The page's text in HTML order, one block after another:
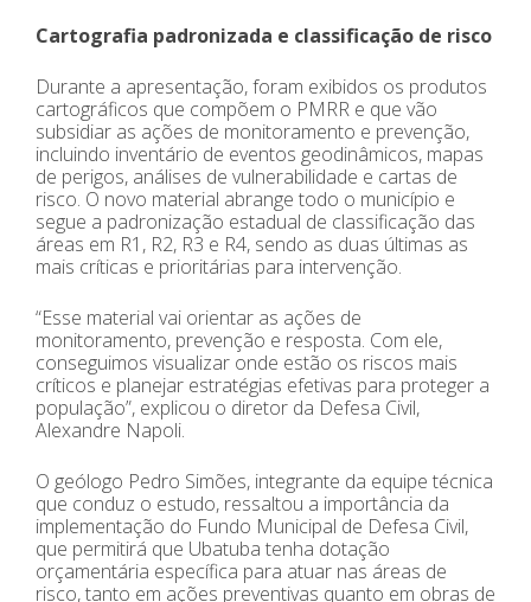
Cartografia padronizada e classificação de risco
Durante a apresentação, foram exibidos os produtos
cartográficos que compõem o PMRR e que vão
subsidiar as ações de monitoramento e prevenção,
incluindo inventário de eventos geodinâmicos, mapas
de perigos, análises de vulnerabilidade e cartas de
risco. O novo material abrange todo o município e
segue a padronização estadual de classificação das
áreas em R1, R2, R3 e R4, sendo as duas últimas as
mais críticas e prioritárias para intervenção.
“Esse material vai orientar as ações de
monitoramento, prevenção e resposta. Com ele,
conseguimos visualizar onde estão os riscos mais
críticos e planejar estratégias efetivas para proteger a
população”, explicou o diretor da Defesa Civil,
Alexandre Napoli.
O geólogo Pedro Simões, integrante da equipe técnica
que conduz o estudo, ressaltou a importância da
implementação do Fundo Municipal de Defesa Civil,
que permitirá que Ubatuba tenha dotação
orçamentária específica para atuar nas áreas de
risco, tanto em ações preventivas quanto em obras de